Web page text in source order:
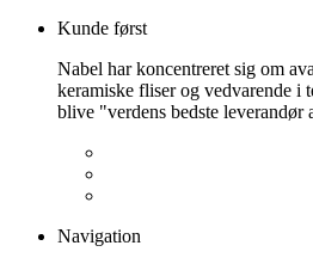
Kunde først
Nabel har koncentreret sig om
keramiske fliser og vedvarende i
blive "verdens bedste leverandør
Navigation